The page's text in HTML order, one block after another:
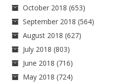
October 2018 (653)
September 2018 (564)
August 2018 (627)
July 2018 (803)
June 2018 (716)
May 2018 (724)